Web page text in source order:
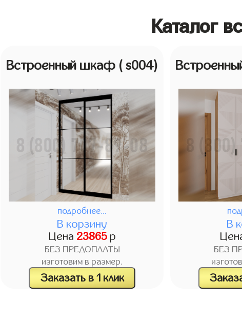
Каталог
Встроенный шкаф ( s004)
подробнее...
В корзину
Цена 23865р
БЕЗ ПРЕДОПЛАТЫ
изготовим в размер.
Заказать в 1 клик
В
БЕЗ